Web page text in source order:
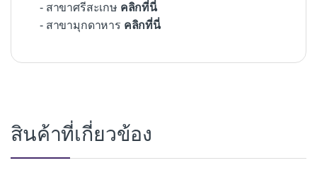
- สาขาศรีสะเกษ คลิกที่นี่
- สาขามุกดาหาร คลิกที่นี่
สินค้าที่เกี่ยวข้อง